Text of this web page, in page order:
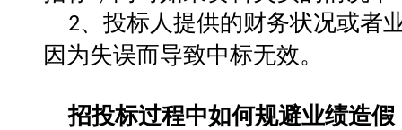
2、 投标人提供的财务状况或者
因为失误而导致中标无效。
招投标过程中如何规避业绩造假